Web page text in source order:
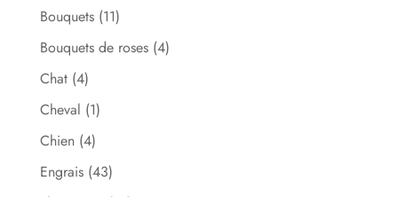
Bouquets (11)
Bouquets de roses (4)
Chat (4)
Cheval (1)
Chien (4)
Engrais (43)